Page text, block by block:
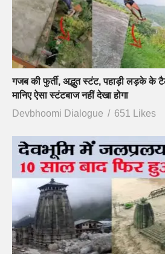
गजब की फुर्ती, अद्भुत स्टंट, पहाड़ी लड़के के
मानिए ऐसा स्टंटबाज नहीं देखा होगा
Devbhoomi Dialogue
651 Likes